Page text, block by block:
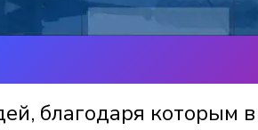
благодаря которым в